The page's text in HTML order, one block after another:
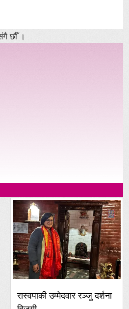
छौँ ।
रास्वपाकी उम्मेदवार रञ्जु दर्शना